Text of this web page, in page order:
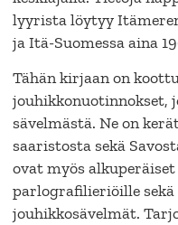
lyyrista löytyy
ja Itä-Suomessa aina
Tähän kirjaan on
jouhikkonuotinnokset,
sävelmästä. Ne on
saaristosta sekä
ovat myös
parlografilieriöille
jouhikkosävelmät.